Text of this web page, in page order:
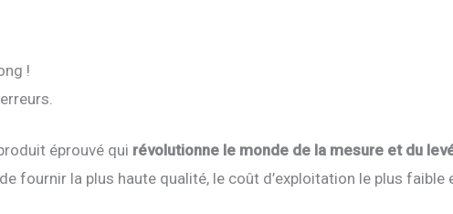
!
éprouvé qui révolutionne le monde de la mesure et du
fournir la plus haute qualité, le coût d’exploitation le plus faible